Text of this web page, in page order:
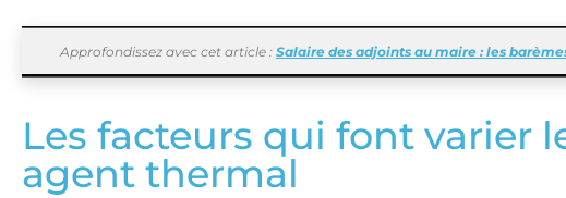
Approfondissez avec cet article : Salaire des adjoints au maire : les
Les facteurs qui font varier
agent thermal